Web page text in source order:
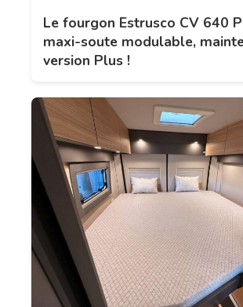
Le fourgon Estrusco CV 640
maxi-soute modulable,
version Plus !